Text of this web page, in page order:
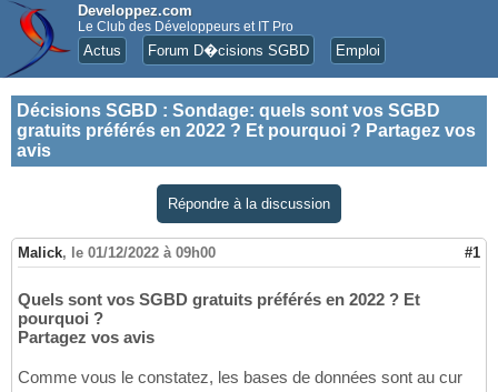
Developpez.com
Le Club des Développeurs et IT Pro
Actus Forum D�cisions SGBD Emploi
Décisions SGBD : Sondage: quels sont vos SGBD
gratuits préférés en 2022 ? Et pourquoi ? Partagez vos
avis
Répondre à la discussion
Malick, le 01/12/2022 à 09h00 #1
Quels sont vos SGBD gratuits préférés en 2022 ? Et
pourquoi ?
Partagez vos avis
Comme vous le constatez, les bases de données sont au cur